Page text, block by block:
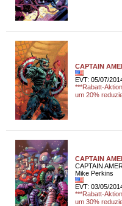
CAPTAIN
EVT: 05/07/
***Rabatt-
um 20%
CAPTAIN
CAPTAIN
Mike Perkins
EVT: 03/05/
***Rabatt-
um 30%